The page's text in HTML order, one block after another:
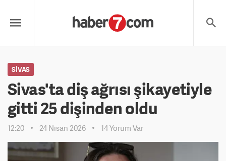
SIVAS
Sivas'ta diş ağrısı şikayetiyle
gitti 25 dişinden oldu
12:20 24 Nisan 2026 14 Yorum Var